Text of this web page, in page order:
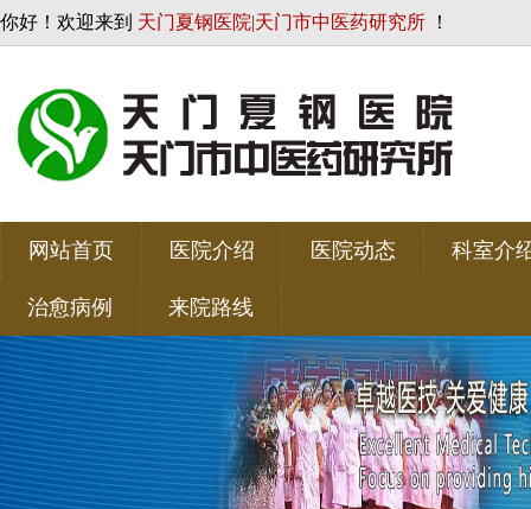
你好！欢迎来到 天门夏钢医院|天门市中医药研究所 ！
网站首页 医院介绍 医院动态 科室介
治愈病例 来院路线